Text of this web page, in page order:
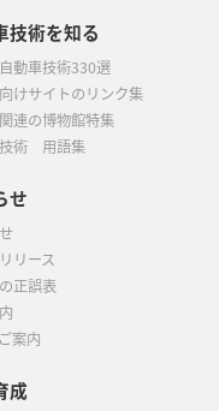
技術を知る
動車技術330選
けサイトのリンク集
連の博物館特集
術 用語集
せ
リース
正誤表
案内
成